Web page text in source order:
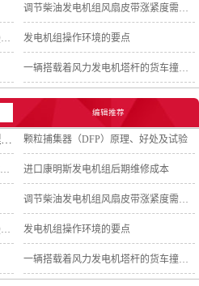
调节柴油发电机组风扇皮带涨紧度需要注意哪些
cummins移动型柴发机组添加新成员QSB5-G11系列 发电机组操作环境的要点
一辆搭载着风力发电机塔杆的货车撞上车行天桥导致道路交通中断
编辑推荐
颗粒捕集器（DFP）原理、好处及试验
cummins开展发电机研讨会培训(IACET)认证工作 进口康明斯发电机组后期维修成本
调节柴油发电机组风扇皮带涨紧度需要注意哪些
cummins移动型柴发机组添加新成员QSB5-G11系列 发电机组操作环境的要点
一辆搭载着风力发电机塔杆的货车撞上车行天桥导致道路交通中断